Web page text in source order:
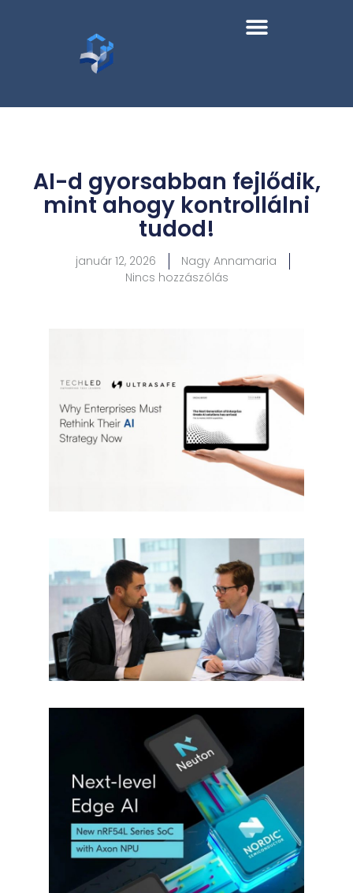
AI-d gyorsabban fejlődik,
mint ahogy kontrollálni
tudod!
január 12, 2026
Nagy Annamaria
Nincs hozzászólás